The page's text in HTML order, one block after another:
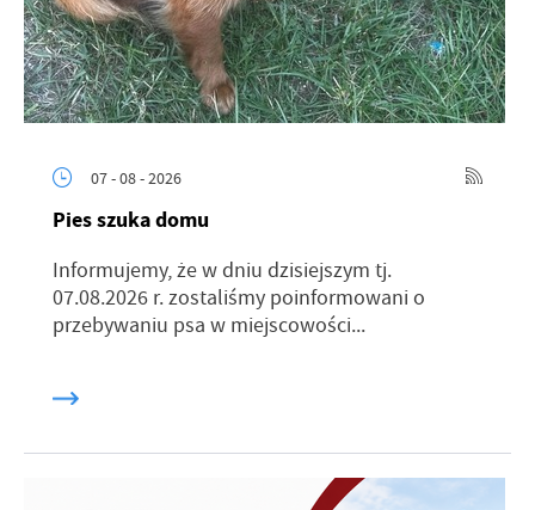
07 - 08 - 2026
Pies szuka domu
Informujemy, że w dniu dzisiejszym tj.
07.08.2026 r. zostaliśmy poinformowani o
przebywaniu psa w miejscowości...